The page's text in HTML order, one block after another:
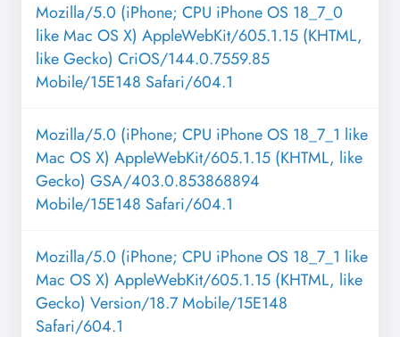
Mozilla/5.0 (iPhone; CPU iPhone OS 18_7_0
like Mac OS X) AppleWebKit/605.1.15 (KHTML,
like Gecko) CriOS/144.0.7559.85
Mobile/15E148 Safari/604.1
Mozilla/5.0 (iPhone; CPU iPhone OS 18_7_1 like
Mac OS X) AppleWebKit/605.1.15 (KHTML, like
Gecko) GSA/403.0.853868894
Mobile/15E148 Safari/604.1
Mozilla/5.0 (iPhone; CPU iPhone OS 18_7_1 like
Mac OS X) AppleWebKit/605.1.15 (KHTML, like
Gecko) Version/18.7 Mobile/15E148
Safari/604.1